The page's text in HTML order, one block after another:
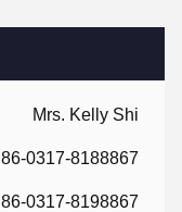
Mrs. Kelly Shi
86-0317-8188867
86-0317-8198867